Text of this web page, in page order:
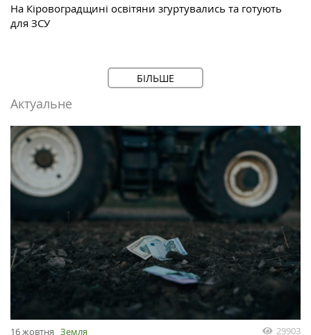
На Кіровоградщині освітяни згуртувались та готують
для ЗСУ
БІЛЬШЕ
Актуальне
16 жовтня Земля 29903